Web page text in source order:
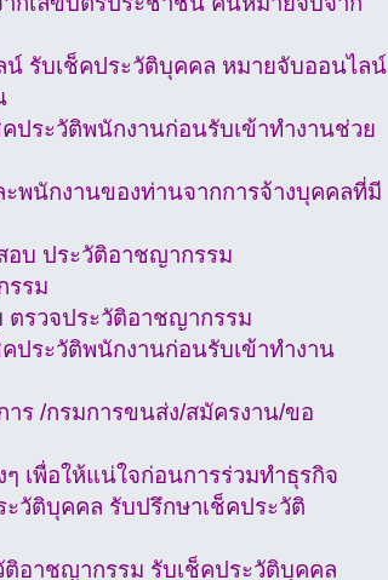
รับเช็คประวัติบุคคล หมายจับออนไลน์
ประวัติพนักงานก่อนรับเข้าทำงานช่วย
พนักงานของท่านจากการจ้างบุคคลที่มี
อบ ประวัติอาชญากรรม
รรม
ตรวจประวัติอาชญากรรม
ประวัติพนักงานก่อนรับเข้าทำงาน
ร /กรมการขนส่ง/สมัครงาน/ขอ
เพื่อให้แน่ใจก่อนการร่วมทำธุรกิจ
วัติบุคคล รับปรึกษาเช็คประวัติ
อาชญากรรม รับเช็คประวัติบุคคล